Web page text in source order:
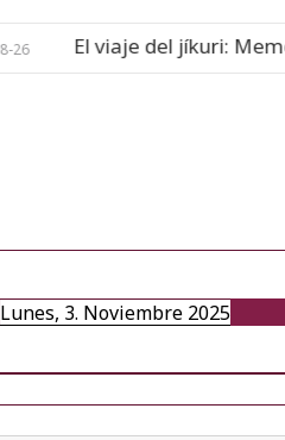
El viaje del jíkuri:
Lunes, 3. Noviembre 2025